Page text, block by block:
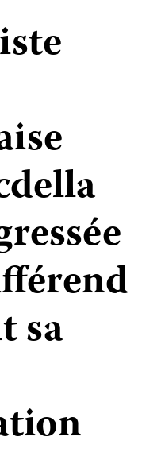
sa